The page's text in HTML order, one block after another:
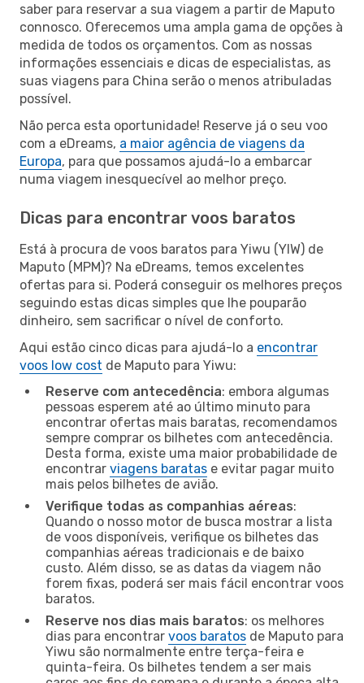
saber para reservar a sua viagem a partir de Maputo
connosco. Oferecemos uma ampla gama de opções à
medida de todos os orçamentos. Com as nossas
informações essenciais e dicas de especialistas, as
suas viagens para China serão o menos atribuladas
possível.
Não perca esta oportunidade! Reserve já o seu voo
com a eDreams, a maior agência de viagens da
Europa, para que possamos ajudá-lo a embarcar
numa viagem inesquecível ao melhor preço.
Dicas para encontrar voos baratos
Está à procura de voos baratos para Yiwu (YIW) de
Maputo (MPM)? Na eDreams, temos excelentes
ofertas para si. Poderá conseguir os melhores preços
seguindo estas dicas simples que lhe pouparão
dinheiro, sem sacrificar o nível de conforto.
Aqui estão cinco dicas para ajudá-lo a encontrar
voos low cost de Maputo para Yiwu:
Reserve com antecedência: embora algumas
pessoas esperem até ao último minuto para
encontrar ofertas mais baratas, recomendamos
sempre comprar os bilhetes com antecedência.
Desta forma, existe uma maior probabilidade de
encontrar viagens baratas e evitar pagar muito
mais pelos bilhetes de avião.
Verifique todas as companhias aéreas:
Quando o nosso motor de busca mostrar a lista
de voos disponíveis, verifique os bilhetes das
companhias aéreas tradicionais e de baixo
custo. Além disso, se as datas da viagem não
forem fixas, poderá ser mais fácil encontrar voos
baratos.
Reserve nos dias mais baratos: os melhores
dias para encontrar voos baratos de Maputo para
Yiwu são normalmente entre terça-feira e
quinta-feira. Os bilhetes tendem a ser mais